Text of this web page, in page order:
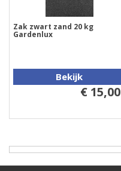
Zak zwart zand 20 kg
Gardenlux
Bekijk
€ 15,00